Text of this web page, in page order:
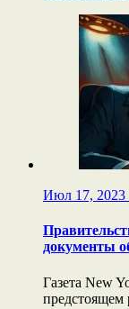
Июл 17, 2023
документы
Газета New
предстоящем